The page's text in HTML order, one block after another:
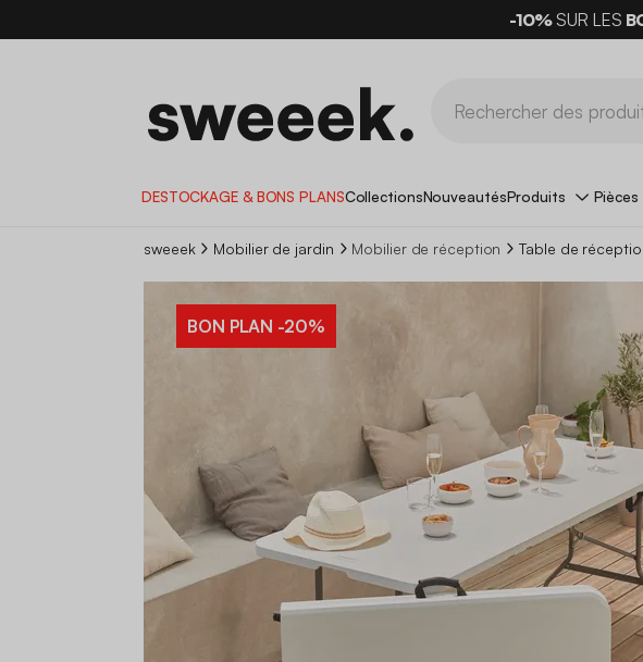
-10%SUR LES
DESTOCKAGE & BONS PLANSCollectionsNouveautésProduits
sweeek Mobilier de jardin Mobilier de réception Table de
BON PLAN -20%